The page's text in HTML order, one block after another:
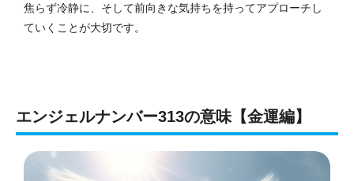
焦らず冷静に、そして前向きな気持ちを持ってアプローチし
ていくことが大切です。
エンジェルナンバー313の意味【金運編】